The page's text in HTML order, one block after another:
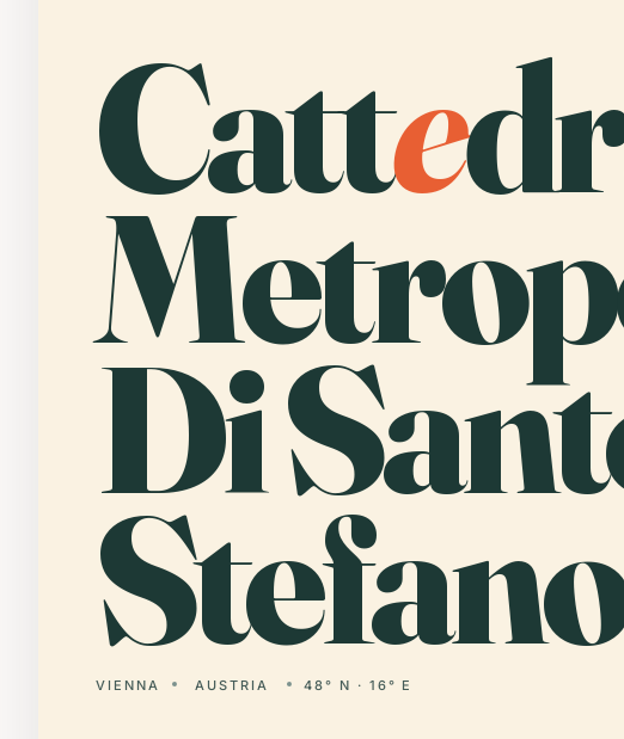
Catte
Di
VIENNA AUSTRIA 48° N · 16° E